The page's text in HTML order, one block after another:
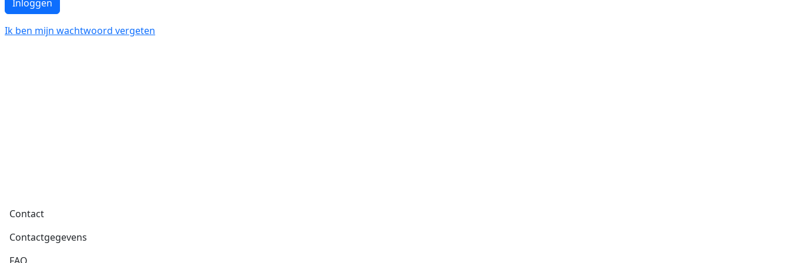
Inloggen
Ik ben mijn wachtwoord vergeten
Voet
Contact
Contactgegevens